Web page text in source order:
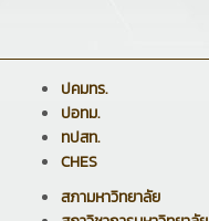
ปคมทร.
ปอทม.
ทปสท.
CHES
สภามหาวิทยาลัย